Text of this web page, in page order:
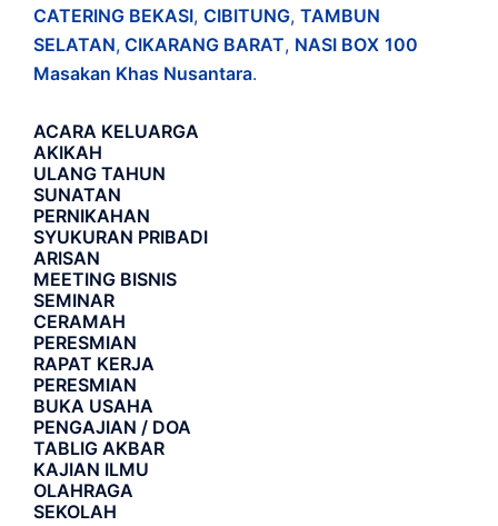
CATERING BEKASI, CIBITUNG, TAMBUN
SELATAN, CIKARANG BARAT, NASI BOX 100
Masakan Khas Nusantara.
ACARA KELUARGA
AKIKAH
ULANG TAHUN
SUNATAN
PERNIKAHAN
SYUKURAN PRIBADI
ARISAN
MEETING BISNIS
SEMINAR
CERAMAH
PERESMIAN
RAPAT KERJA
PERESMIAN
BUKA USAHA
PENGAJIAN / DOA
TABLIG AKBAR
KAJIAN ILMU
OLAHRAGA
SEKOLAH